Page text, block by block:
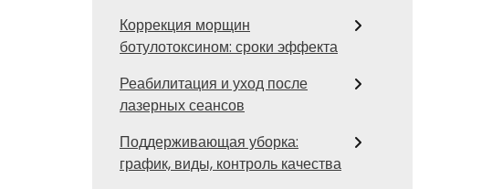
Коррекция морщин
ботулотоксином: сроки эффекта
Реабилитация и уход после
лазерных сеансов
Поддерживающая уборка:
график, виды, контроль качества